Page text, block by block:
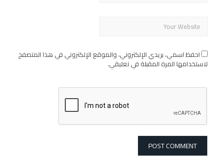
احفظ اسمي، بريدي الإلكتروني، والموقع الإلكتروني في هذا المتصفح
لاستخدامها المرة المقبلة في تعليقي.